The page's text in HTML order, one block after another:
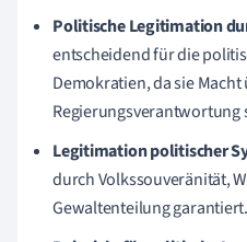
Politische Legitimation
entscheidend für die
Demokratien, da sie
Regierungsverantwortung
Legitimation politischer
durch Volkssouveränität,
Gewaltenteilung garantiert.